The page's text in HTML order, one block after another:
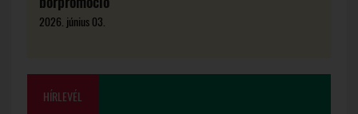
2026. június 03.
HÍRLEVÉL